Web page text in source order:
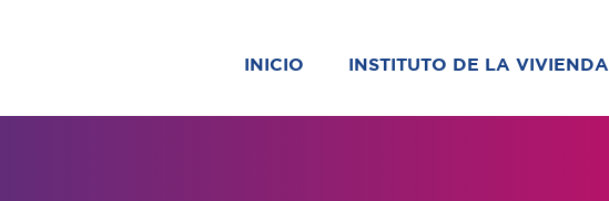
INICIO INSTITUTO DE LA VIVIENDA